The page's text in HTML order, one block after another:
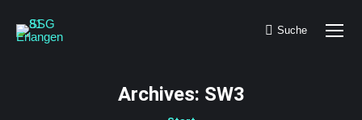
Search:
Suche
Archives: SW3